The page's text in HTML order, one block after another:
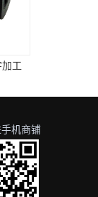
网板
机商铺